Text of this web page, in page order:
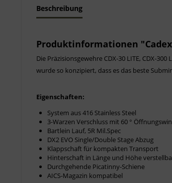
Beschreibung
Produktinformationen "Cadex
Die Präzisionsgewehre CDX-30 LITE, CDX-
wurde so konzipiert, dass es das beste
Eigenschaften:
System aus 416 Stainless Steel
3-Warzen Verschluss mit 60 °
Bartlein Lauf, 5R Mil.Spec
DX2 EVO Single/Double Stage Abzug
Klappschaft für kompakten Transport
Hinterschaft in Länge und Höhe
Durchgehende Picatinny-Schiene
AICS-Magazin kompatibel